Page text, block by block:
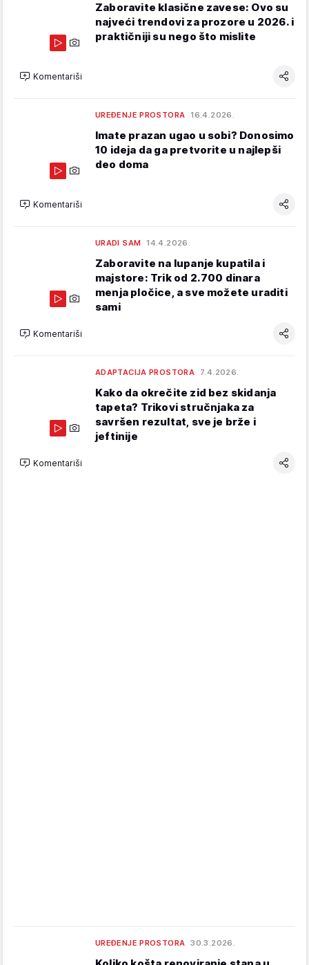
Zaboravite klasične zavese: Ovo su
najveći trendovi za prozore u 2026. i
praktičniji su nego što mislite
Komentariši
UREĐENJE PROSTORA 16.4.2026.
Imate prazan ugao u sobi? Donosimo
10 ideja da ga pretvorite u najlepši
deo doma
Komentariši
URADI SAM 14.4.2026.
Zaboravite na lupanje kupatila i
majstore: Trik od 2.700 dinara
menja pločice, a sve možete uraditi
sami
Komentariši
ADAPTACIJA PROSTORA 7.4.2026.
Kako da okrečite zid bez skidanja
tapeta? Trikovi stručnjaka za
savršen rezultat, sve je brže i
jeftinije
Komentariši
UREĐENJE PROSTORA 30.3.2026.